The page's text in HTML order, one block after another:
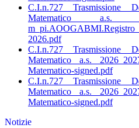
C.I.n.727 Trasmissione
Matematico
2026.pdf
C.I.n.727 Trasmissione
Matematico a.s.
Matematico-signed.pdf
C.I.n.727 Trasmissione
Matematico a.s.
Matematico-signed.pdf
Notizie